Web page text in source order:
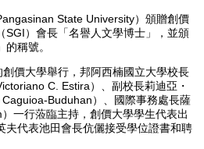
State University）頒贈創價
SGI）會長「名譽人文學博士」，並頒
稱號。
價大學舉行，邦阿西楠國立大學校長
C. Estira）、副校長莉迪亞・
Buduhan）、國際事務處長薩
一行蒞臨主持，創價大學學生代表出
夫代表池田會長伉儷接受學位證書和聘